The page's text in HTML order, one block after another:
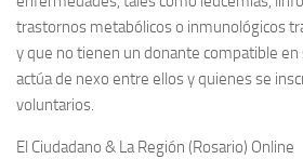
trastornos metabólicos o inmunológicos
y que no tienen un donante compatible en
actúa de nexo entre ellos y quienes se
voluntarios.
El Ciudadano & La Región (Rosario) Online